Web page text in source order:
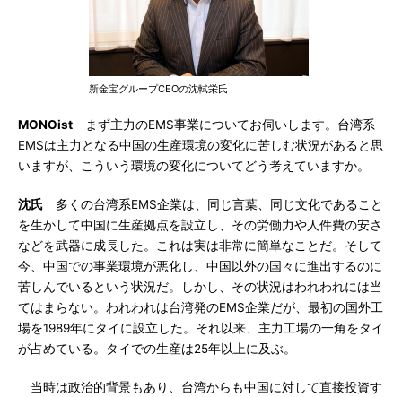
新金宝グループCEOの沈軾栄氏
MONOist まず主力のEMS事業についてお伺いします。台湾系
EMSは主力となる中国の生産環境の変化に苦しむ状況があると思
いますが、こういう環境の変化についてどう考えていますか。
沈氏 多くの台湾系EMS企業は、同じ言葉、同じ文化であること
を生かして中国に生産拠点を設立し、その労働力や人件費の安さ
などを武器に成長した。これは実は非常に簡単なことだ。そして
今、中国での事業環境が悪化し、中国以外の国々に進出するのに
苦しんでいるという状況だ。しかし、その状況はわれわれには当
てはまらない。われわれは台湾発のEMS企業だが、最初の国外工
場を1989年にタイに設立した。それ以来、主力工場の一角をタイ
が占めている。タイでの生産は25年以上に及ぶ。
当時は政治的背景もあり、台湾からも中国に対して直接投資す